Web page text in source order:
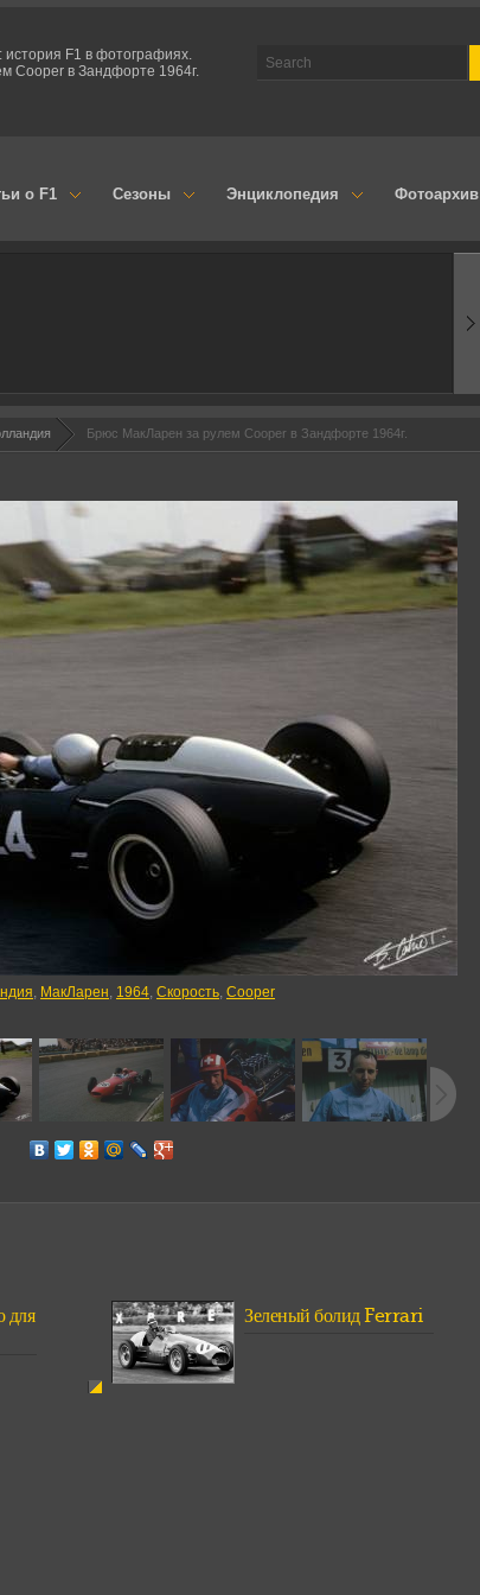
F1 в фотографиях.
Cooper в Зандфорте 1964г.
о F1 Сезоны Энциклопедия Фотоархив
Брюс МакЛарен за рулем Cooper в Зандфорте 1964г.
, МакЛарен, 1964, Скорость, Cooper
для
Зеленый болид Ferrari